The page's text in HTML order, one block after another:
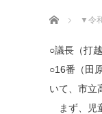
ホーム ▼令
○議長（打
○16番（田
いて、市立
まず、児